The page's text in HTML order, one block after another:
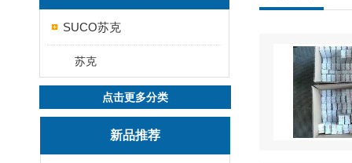
SUCO苏克
苏克
点击更多分类
新品推荐